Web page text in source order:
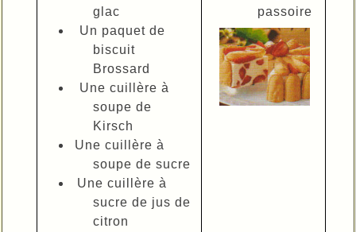
glac
Un paquet de
biscuit
Brossard
Une cuillère à
soupe de
Kirsch
Une cuillère à
soupe de sucre
Une cuillère à
sucre de jus de
citron
passoire